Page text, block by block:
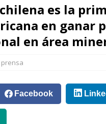
es la
en ganar
en área
prensa
Facebook